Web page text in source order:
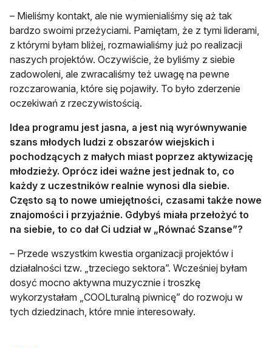
– Mieliśmy kontakt, ale nie wymienialiśmy się aż tak
bardzo swoimi przeżyciami. Pamiętam, że z tymi liderami,
z którymi byłam bliżej, rozmawialiśmy już po realizacji
naszych projektów. Oczywiście, że byliśmy z siebie
zadowoleni, ale zwracaliśmy też uwagę na pewne
rozczarowania, które się pojawiły. To było zderzenie
oczekiwań z rzeczywistością.
Idea programu jest jasna, a jest nią wyrównywanie
szans młodych ludzi z obszarów wiejskich i
pochodzących z małych miast poprzez aktywizację
młodzieży. Oprócz idei ważne jest jednak to, co
każdy z uczestników realnie wynosi dla siebie.
Często są to nowe umiejętności, czasami także nowe
znajomości i przyjaźnie. Gdybyś miała przełożyć to
na siebie, to co dał Ci udział w „Równać Szanse”?
– Przede wszystkim kwestia organizacji projektów i
działalności tzw. „trzeciego sektora”. Wcześniej byłam
dosyć mocno aktywna muzycznie i troszkę
wykorzystałam „COOLturalną piwnicę” do rozwoju w
tych dziedzinach, które mnie interesowały.